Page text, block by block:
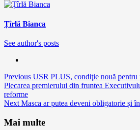
Țîrlă Bianca
See author's posts
Continue
Reading
Previous USR PLUS, condiţie nouă pentru
Plecarea premierului din fruntea
reforme
Next Masca ar putea deveni obligatorie și
Mai multe